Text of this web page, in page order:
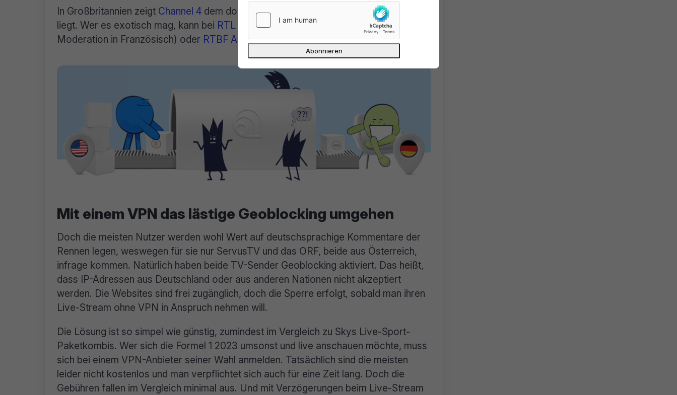
In Großbritannien zeigt Channel 4 dem dortigen Publikum, wer bei den Rennen vorne
liegt. Wer es exotisch mag, kann bei RTL Zwee(Luxemburg),
(Schweiz,
Moderation in Französisch) oder RTBF Auvio(Belgien) fündig werden.
Mit einem VPN das lästige Geoblocking umgehen
Doch die meisten Nutzer werden wohl Wert auf deutschsprachige Kommentare der
Rennen legen, weswegen für sie nur ServusTV und das ORF, beide aus Österreich,
infrage kommen. Natürlich haben beide TV-Sender Geoblocking aktiviert. Das heißt,
dass IP-Adressen aus Deutschland oder aus anderen Nationen nicht akzeptiert
werden. Die Websites sind frei zugänglich, doch die Sperre erfolgt, sobald man ihren
Live-Stream ohne VPN in Anspruch nehmen will.
Die Lösung ist so simpel wie günstig, zumindest im Vergleich zu Skys Live-Sport-
Paketkombis. Wer sich die Formel 1 2023 umsonst und live anschauen möchte, muss
sich bei einem VPN-Anbieter seiner Wahl anmelden. Tatsächlich sind die meisten
leider nicht kostenlos und man verpflichtet sich auch für eine Zeit lang. Doch die
Gebühren fallen im Vergleich minimal aus. Und mit Verzögerungen beim Live-Stream